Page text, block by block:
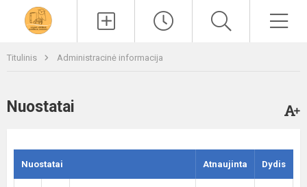
Titulinis Administracinė informacija
Nuostatai
Nuostatai Atnaujinta Dydis